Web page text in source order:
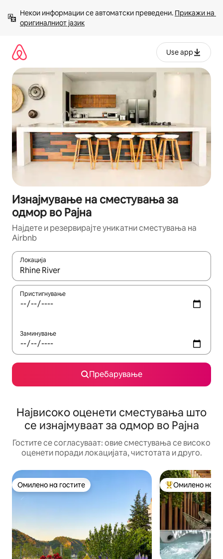
содржина
Некои информации се автоматски преведени. Прикажи на
оригиналниот јазик
Use app
Изнајмување на сместувања за
одмор во Рајна
Најдете и резервирајте уникатни сместувања на
Airbnb
Локација
Кога резултатите се достапни, движете се со копчињата
Пристигнување
Заминување
Пребарување
Највисоко оценети сместувања што
се изнајмуваат за одмор во Рајна
Гостите се согласуваат: овие сместувања се високо
оценети поради локацијата, чистотата и друго.
Омилено на гостите
Омилено на гостите МеѓуОмилено на